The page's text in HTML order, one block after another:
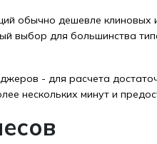
обычно дешевле
выбор для большинства
- для расчета
нескольких минут и